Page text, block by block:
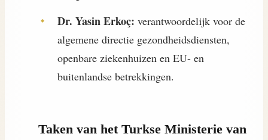
Dr. Yasin Erkoç: verantwoordelijk voor de
algemene directie gezondheidsdiensten,
openbare ziekenhuizen en EU- en
buitenlandse betrekkingen.
Taken van het Turkse Ministerie van